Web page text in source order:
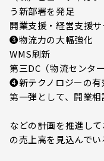
う新部署を発足
開業支援・経営支援
➌物流力の大幅強化
WMS刷新
第三DC（物流センタ
➍新テクノロジーの有
第一弾として、開業
などの計画を推進し
の売上高を見込んでい